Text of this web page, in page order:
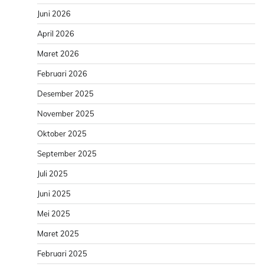
Juni 2026
April 2026
Maret 2026
Februari 2026
Desember 2025
November 2025
Oktober 2025
September 2025
Juli 2025
Juni 2025
Mei 2025
Maret 2025
Februari 2025